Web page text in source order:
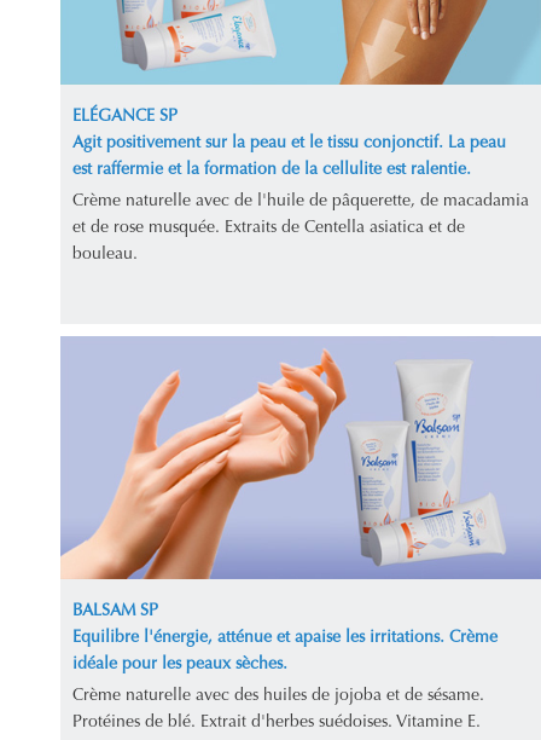
ELÉGANCE SP
Agit positivement sur la peau et le tissu conjonctif. La peau
est raffermie et la formation de la cellulite est ralentie.
Crème naturelle avec de l'huile de pâquerette, de macadamia
et de rose musquée. Extraits de Centella asiatica et de
bouleau.
BALSAM SP
Equilibre l'énergie, atténue et apaise les irritations. Crème
idéale pour les peaux sèches.
Crème naturelle avec des huiles de jojoba et de sésame.
Protéines de blé. Extrait d'herbes suédoises. Vitamine E.